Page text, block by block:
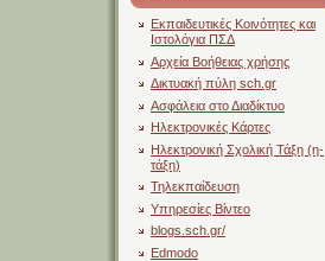
Εκπαιδευτικές Κοινότητες και
Ιστολόγια ΠΣΔ
Αρχεία Βοήθειας χρήσης
Δικτυακή πύλη sch.gr
Ασφάλεια στο Διαδίκτυο
Ηλεκτρονικές Κάρτες
Ηλεκτρονική Σχολική Τάξη (η-
τάξη)
Τηλεκπαίδευση
Υπηρεσίες Βίντεο
blogs.sch.gr/
Edmodo